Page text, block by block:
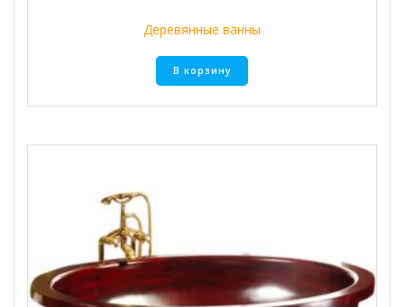
Деревянные ванны
В корзину